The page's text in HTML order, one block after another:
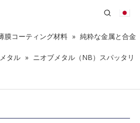
膜コーティング材料 » 純粋な金属と合金
タル » ニオブメタル（NB）スパッタリ